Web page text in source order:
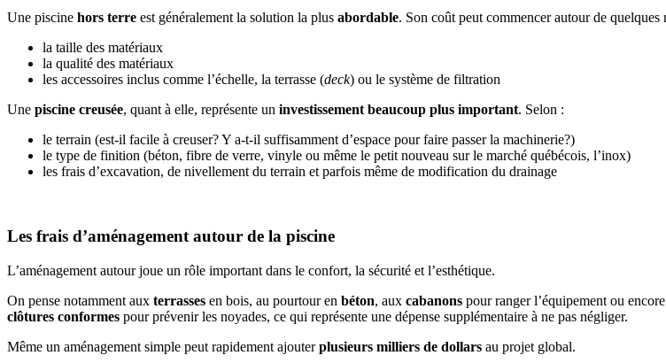
Une piscine hors terre est généralement la solution la plus abordable. Son coût peut commencer autour de
la taille des matériaux
la qualité des matériaux
les accessoires inclus comme l’échelle, la terrasse (deck) ou le système de filtration
Une piscine creusée, quant à elle, représente un investissement beaucoup plus important. Selon :
le terrain (est-il facile à creuser? Y a-t-il suffisamment d’espace pour faire passer la machinerie?)
le type de finition (béton, fibre de verre, vinyle ou même le petit nouveau sur le marché québécois, l’inox)
les frais d’excavation, de nivellement du terrain et parfois même de modification du drainage
Les frais d’aménagement autour de la piscine
L’aménagement autour joue un rôle important dans le confort, la sécurité et l’esthétique.
On pense notamment aux terrasses en bois, au pourtour en béton, aux cabanons pour ranger l’équipement ou encore
clôtures conformes pour prévenir les noyades, ce qui représente une dépense supplémentaire à ne pas négliger.
Même un aménagement simple peut rapidement ajouterplusieurs milliers de dollars au projet global.